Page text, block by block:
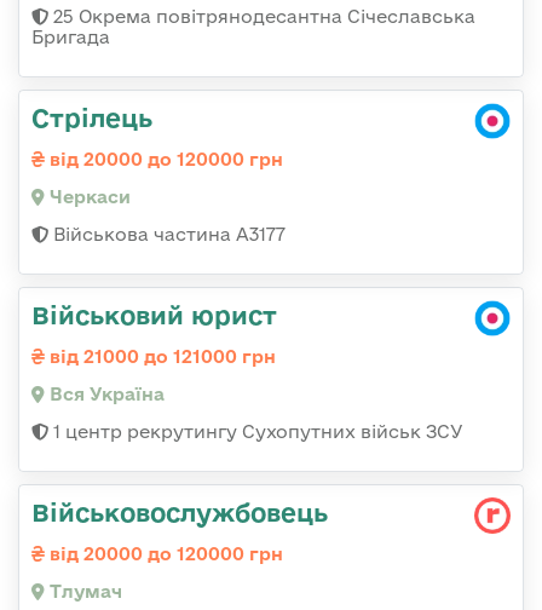
25 Окрема повітрянодесантна Січеславська
Бригада
Стрілець
від 20000 до 120000 грн
Черкаси
Військова частина А3177
Військовий юрист
від 21000 до 121000 грн
Вся Україна
1 центр рекрутингу Сухопутних військ ЗСУ
Військовослужбовець
від 20000 до 120000 грн
Тлумач